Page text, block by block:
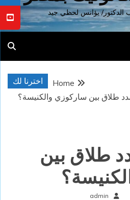
الدكتور/ يؤانس لحظي جيد
اخترنا لك
Home
طلاق بين ساركوزي والكنيسة؟
طلاق بين
admin